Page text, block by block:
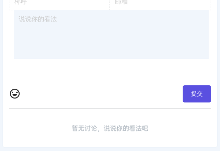
提交
暂无讨论，说说你的看法吧